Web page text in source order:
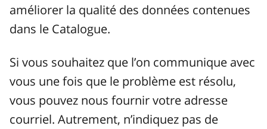
améliorer la qualité des données contenues
dans le Catalogue.
Si vous souhaitez que l’on communique avec
vous une fois que le problème est résolu,
vous pouvez nous fournir votre adresse
courriel. Autrement, n’indiquez pas de